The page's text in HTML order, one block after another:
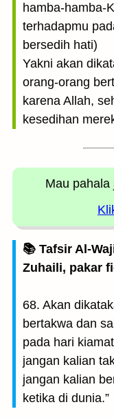
hamba-hamba-
terhadapmu
bersedih hati)
Yakni akan
orang-orang
karena Allah,
kesedihan
Mau pahala
📚 Tafsir Al-
Zuhaili, pakar
68. Akan
bertakwa dan
pada hari
jangan kalian
jangan kalian
ketika di dunia.”